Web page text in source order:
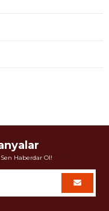
Haberdar Ol!